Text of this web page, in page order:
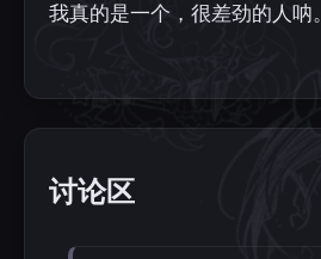
我真的是一个，很差劲的人呐。
讨论区